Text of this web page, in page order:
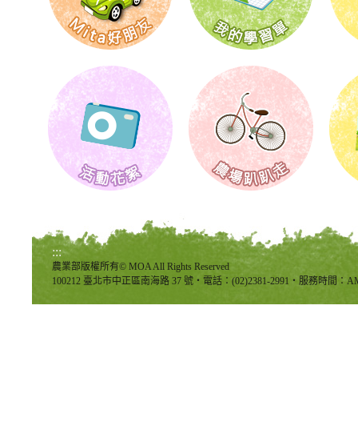
:::
農業部版權所有© MOA All Rights Reserved
100212 臺北市中正區南海路 37 號‧電話：(02)2381-2991‧服務時間：